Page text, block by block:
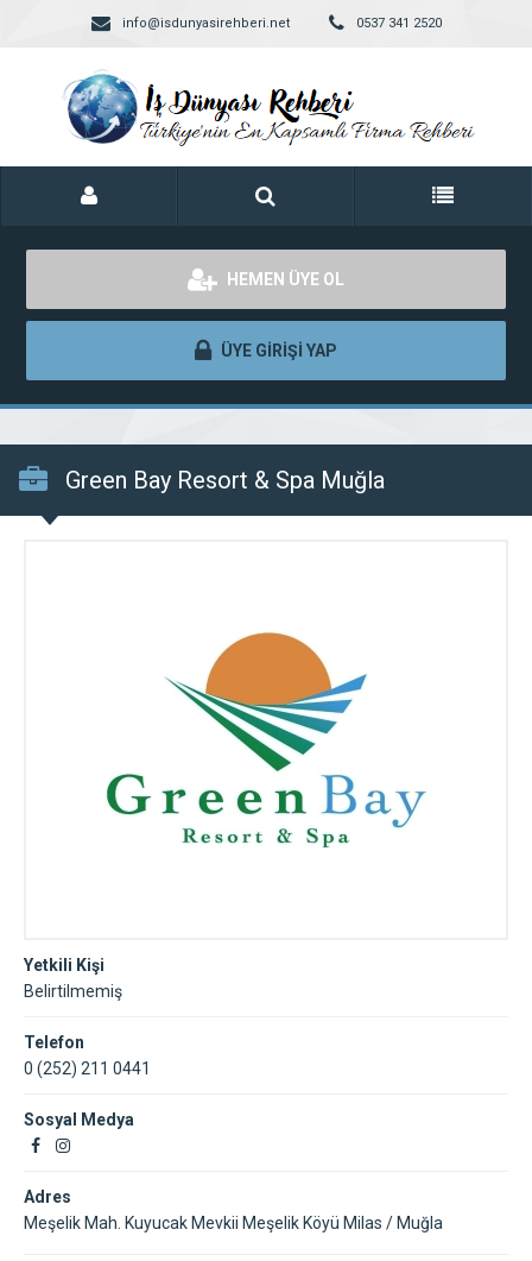
info@isdunyasirehberi.net 0537 341 2520
HEMEN ÜYE OL
ÜYE GİRİŞİ YAP
Green Bay Resort & Spa Muğla
Yetkili Kişi
Belirtilmemiş
Telefon
0 (252) 211 0441
Sosyal Medya
Adres
Meşelik Mah. Kuyucak Mevkii Meşelik Köyü Milas / Muğla